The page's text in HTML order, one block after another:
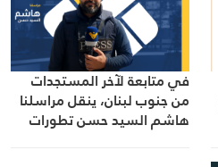
في متابعة لآخر المستجدات
من جنوب لبنان، ينقل مراسلنا
هاشم السيد حسن تطورات